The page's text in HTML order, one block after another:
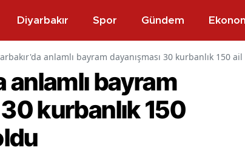
Diyarbakır Spor Gündem
anlamlı bayram dayanışması 30 kurbanlık 150
anlamlı bayram
kurbanlık 150